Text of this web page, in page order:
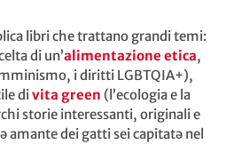
libri che trattano grandi temi:
di un’alimentazione etica,
i diritti LGBTQIA+),
divita green (l’ecologia e la
storie interessanti, originali e
amante dei gatti sei capitatə nel